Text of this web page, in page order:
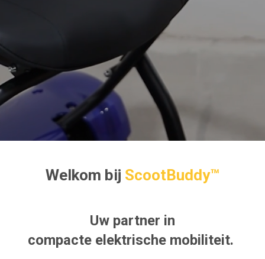
Welkom bij ScootBuddy™
Uw partner in
compacte elektrische mobiliteit.